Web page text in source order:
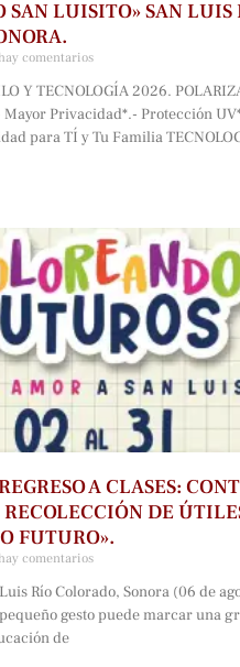
SAN LUISITO» SAN LUIS
comentarios
Y TECNOLOGÍA 2026.
Mayor Privacidad*.- Protección
para TÍ y Tu Familia
A CLASES:
DE
FUTURO».
comentarios
Río Colorado, Sonora (06 de
gesto puede marcar una
de